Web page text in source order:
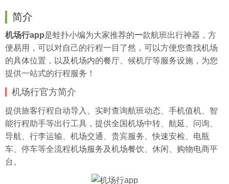
简介
机场行app是蛙扑小编为大家推荐的一款航班出行神器，方
便易用，可以对自己的行程一目了然，可以方便您查找机场
的具体位置，以及机场内的餐厅、候机厅等服务设施，为您
提供一站式的行程服务！
机场行官方简介
提供旅客行程自动导入、实时查询航班动态、手机值机、智
能行程助手等出行工具，提供全国机场中转、航延、问询、
导航、行李运输、机场交通、贵宾服务、快速安检、电瓶
车、停车等全流程机场服务及机场餐饮、休闲、购物电商平
台。